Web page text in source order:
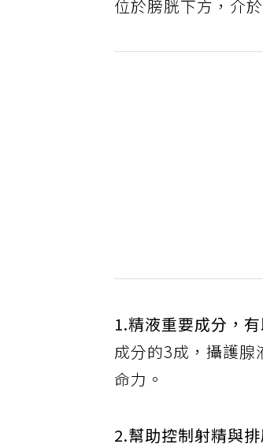
位於膀胱下方，介
1.精液重要成分，
成分的3成，攝護
命力。